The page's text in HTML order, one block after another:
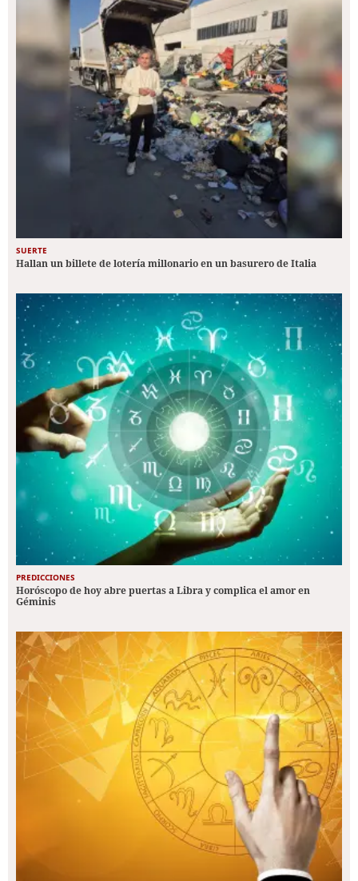
SUERTE
Hallan un billete de lotería millonario en un basurero de Italia
PREDICCIONES
Horóscopo de hoy abre puertas a Libra y complica el amor en
Géminis